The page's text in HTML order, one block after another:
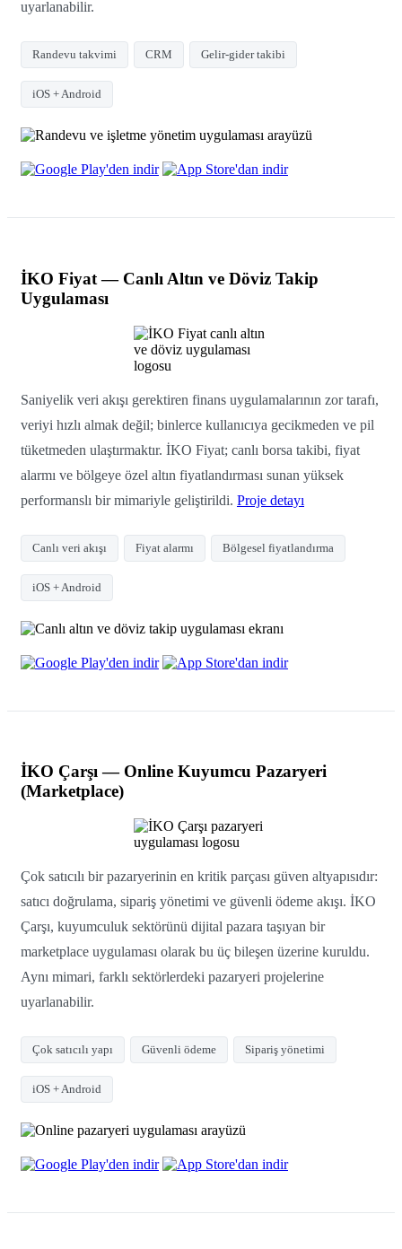
uyarlanabilir.
Randevu takvimi CRM Gelir-gider takibi
iOS + Android
İKO Fiyat — Canlı Altın ve Döviz Takip
Uygulaması
Saniyelik veri akışı gerektiren finans uygulamalarının zor tarafı,
veriyi hızlı almak değil; binlerce kullanıcıya gecikmeden ve pil
tüketmeden ulaştırmaktır. İKO Fiyat; canlı borsa takibi, fiyat
alarmı ve bölgeye özel altın fiyatlandırması sunan yüksek
performanslı bir mimariyle geliştirildi. Proje detayı
Canlı veri akışı Fiyat alarmı Bölgesel fiyatlandırma
iOS + Android
İKO Çarşı — Online Kuyumcu Pazaryeri
(Marketplace)
Çok satıcılı bir pazaryerinin en kritik parçası güven altyapısıdır:
satıcı doğrulama, sipariş yönetimi ve güvenli ödeme akışı. İKO
Çarşı, kuyumculuk sektörünü dijital pazara taşıyan bir
marketplace uygulaması olarak bu üç bileşen üzerine kuruldu.
Aynı mimari, farklı sektörlerdeki pazaryeri projelerine
uyarlanabilir.
Çok satıcılı yapı Güvenli ödeme Sipariş yönetimi
iOS + Android